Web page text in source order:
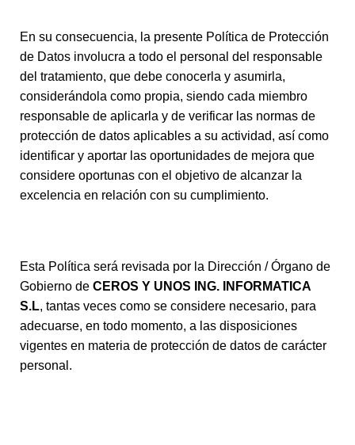
En su consecuencia, la presente Política de Protección
de Datos involucra a todo el personal del responsable
del tratamiento, que debe conocerla y asumirla,
considerándola como propia, siendo cada miembro
responsable de aplicarla y de verificar las normas de
protección de datos aplicables a su actividad, así como
identificar y aportar las oportunidades de mejora que
considere oportunas con el objetivo de alcanzar la
excelencia en relación con su cumplimiento.
Esta Política será revisada por la Dirección / Órgano de
Gobierno de CEROS Y UNOS ING. INFORMATICA
S.L, tantas veces como se considere necesario, para
adecuarse, en todo momento, a las disposiciones
vigentes en materia de protección de datos de carácter
personal.